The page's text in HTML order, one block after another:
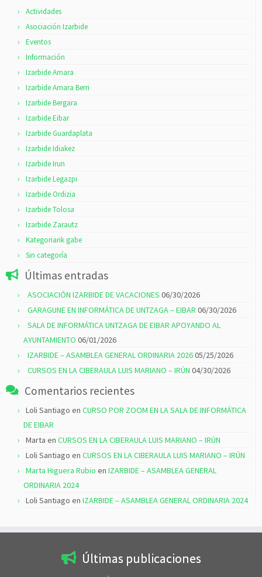
Actividades
Asociación Izarbide
Eventos
Información
Izarbide Amara
Izarbide Amara Berri
Izarbide Bergara
Izarbide Eibar
Izarbide Guardaplata
Izarbide Idiakez
Izarbide Irun
Izarbide Legazpi
Izarbide Ordizia
Izarbide Tolosa
Izarbide Zarautz
Kategoriarik gabe
Sin categoría
Últimas entradas
ASOCIACIÓN IZARBIDE DE VACACIONES 06/30/2026
GARAGUNE EN INFORMÁTICA DE UNTZAGA – EIBAR 06/30/2026
SALA DE INFORMÁTICA UNTZAGA DE EIBAR APOYANDO AL
AYUNTAMIENTO 06/01/2026
IZARBIDE – ASAMBLEA GENERAL ORDINARIA 202605/25/2026
CURSOS EN LA CIBERAULA LUIS MARIANO – IRÚN 04/30/2026
Comentarios recientes
Loli Santiago en CURSO POR ZOOM EN LA SALA DE INFORMÁTICA
DE EIBAR
Marta en CURSOS EN LA CIBERAULA LUIS MARIANO – IRÚN
Loli Santiago en CURSOS EN LA CIBERAULA LUIS MARIANO – IRÚN
Marta Higuera Rubio en IZARBIDE – ASAMBLEA GENERAL
ORDINARIA 2024
Loli Santiago en IZARBIDE – ASAMBLEA GENERAL ORDINARIA 2024
Últimas publicaciones